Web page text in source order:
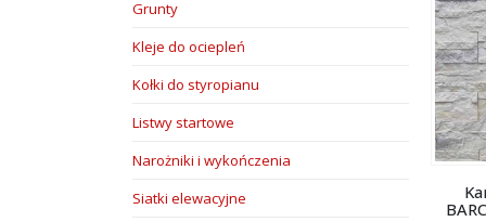
Grunty
Kleje do ociepleń
Kołki do styropianu
Listwy startowe
Narożniki i wykończenia
Siatki elewacyjne